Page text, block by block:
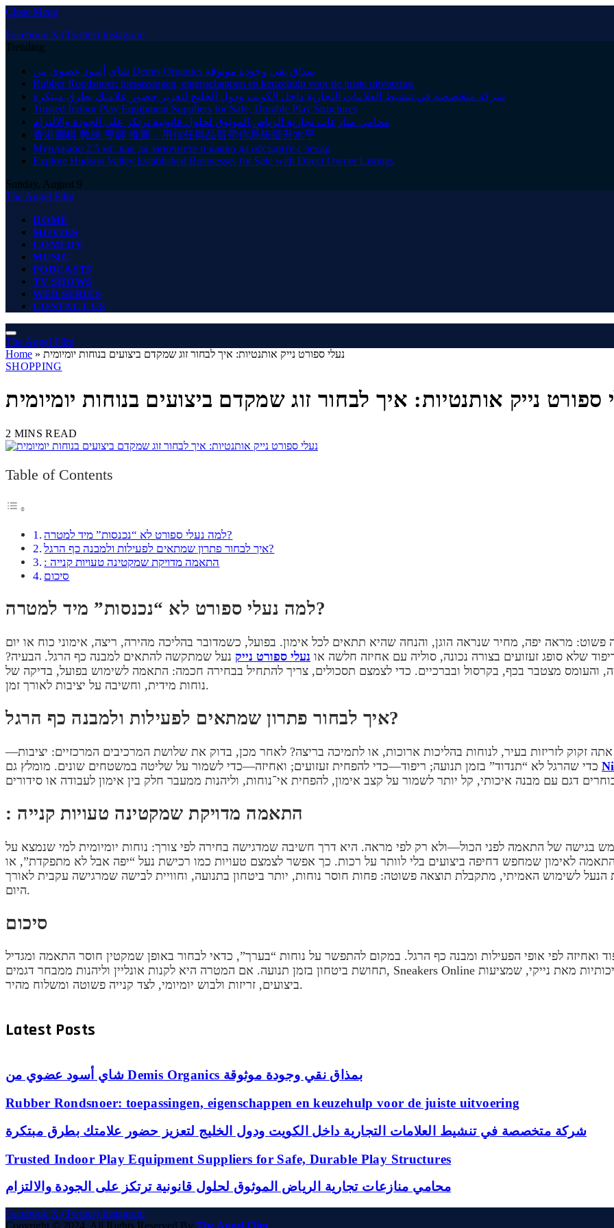
Close Menu
Facebook X (Twitter) Instagram
Trending
شاي أسود عضوي من Demis Organics بمذاق نقي وجودة موثوقة
Rubber Rondsnoer: toepassingen, eigenschappen en keuzehulp voor de juiste uitvoering
شركة متخصصة في تنشيط العلامات التجارية داخل الكويت ودول الخليج لتعزيز حضور علامتك بطرق مبتكرة
Trusted Indoor Play Equipment Suppliers for Safe, Durable Play Structures
محامي منازعات تجارية الرياض الموثوق لحلول قانونية ترتكز على الجودة والالتزام
香港圍棋 教練 導師 推薦：用信任與品質帶你系統提升水平
Мунджаро 2.5 мг: как да започнете и какво да обсъдите с лекар
Explore Hudson Valley Established Businesses for Sale with Direct Owner Listings
Sunday, August 9
The Angel Film
HOME
MOVIES
COMEDY
MUSIC
PODCASTS
TV SHOWS
WEB SERIES
CONTACT US
The Angel Film
Home » נעלי ספורט נייק אותנטיות: איך לבחור זוג שמקדם ביצועים בנוחות יומיומית
SHOPPING
ספורט נייק אותנטיות: איך לבחור זוג שמקדם ביצועים בנוחות יומיומית
2 MINS READ
Table of Contents
למה נעלי ספורט לא “נכנסות” מיד למטרה?
איך לבחור פתרון שמתאים לפעילות ולמבנה כף הרגל?
: התאמה מדויקת שמקטינה טעויות קנייה
סיכום
למה נעלי ספורט לא “נכנסות” מיד למטרה?
מראה יפה, מחיר שנראה הוגן, והנחה שהיא תתאים לכל אימון. בפועל, כשמדובר בהליכה מהירה, ריצה, אימוני כוח או יום
שלא סופג זעזועים בצורה נכונה, סוליה עם אחיזה חלשה או נעלי ספורט נייק נעל שמתקשה להתאים למבנה כף הרגל. הבעיה?
והעומס מצטבר בכף, בקרסול ובברכיים. כדי לצמצם תסכולים, צריך להתחיל בבחירה חכמה: התאמה לשימוש בפועל, בדיקה של
נוחות מידית, וחשיבה על יציבות לאורך זמן.
איך לבחור פתרון שמתאים לפעילות ולמבנה כף הרגל?
זקוק לזריזות בעיר, לנוחות בהליכות ארוכות, או לתמיכה בריצה? לאחר מכן, בדוק את שלושת המרכיבים המרכזיים: יציבות—
: התאמה מדויקת שמקטינה טעויות קנייה
בגישה של התאמה לפני הכול—ולא רק לפי מראה. היא דרך חשיבה שמדגישה בחירה לפי צורך: נוחות יומיומית למי שנמצא על
לאימון שמחפש דחיפה ביצועים בלי לוותר על רכות. כך אפשר לצמצם טעויות כמו רכישת נעל “יפה אבל לא מתפקדת”, או
לשימוש האמיתי, מתקבלת תוצאה פשוטה: פחות חוסר נוחות, יותר ביטחון בתנועה, וחוויית לבישה שמרגישה עקבית לאורך
היום.
סיכום
ואחיזה לפי אופי הפעילות ומבנה כף הרגל. במקום להתפשר על נוחות “בערך”, כדאי לבחור באופן שמקטין חוסר התאמה ומגדיל
תחושת ביטחון בזמן תנועה. אם המטרה היא לקנות אונליין וליהנות ממבחר דגמים, Sneakers Online הוא מקום נוח להתחיל בו—עם יתרון של נעלי ספורט איכותיות מאת נייקי, שמציעות
ביצועים, זריזות ולבוש יומיומי, לצד קנייה פשוטה ומשלוח מהיר.
Latest Posts
شاي أسود عضوي من Demis Organics بمذاق نقي وجودة موثوقة
Rubber Rondsnoer: toepassingen, eigenschappen en keuzehulp voor de juiste uitvoering
شركة متخصصة في تنشيط العلامات التجارية داخل الكويت ودول الخليج لتعزيز حضور علامتك بطرق مبتكرة
Trusted Indoor Play Equipment Suppliers for Safe, Durable Play Structures
محامي منازعات تجارية الرياض الموثوق لحلول قانونية ترتكز على الجودة والالتزام
Facebook X (Twitter) Instagram
Copyright © 2024. All Rights Reserved By The Angel Film